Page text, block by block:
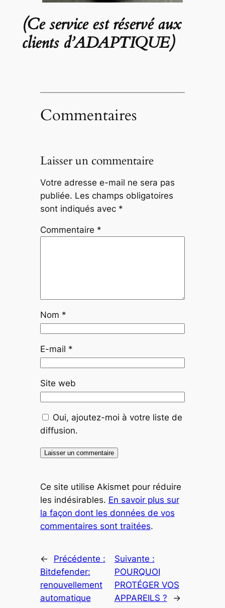
(Ce service est réservé aux
clients d’ADAPTIQUE)
Commentaires
Laisser un commentaire
Votre adresse e-mail ne sera pas
publiée. Les champs obligatoires
sont indiqués avec *
Commentaire *
Nom *
E-mail *
Site web
Oui, ajoutez-moi à votre liste de
diffusion.
Ce site utilise Akismet pour réduire
les indésirables. En savoir plus sur
la façon dont les données de vos
commentaires sont traitées.
←
Précédente :
Bitdefender:
renouvellement
automatique
Suivante :
POURQUOI
PROTÉGER VOS
APPAREILS ?
→